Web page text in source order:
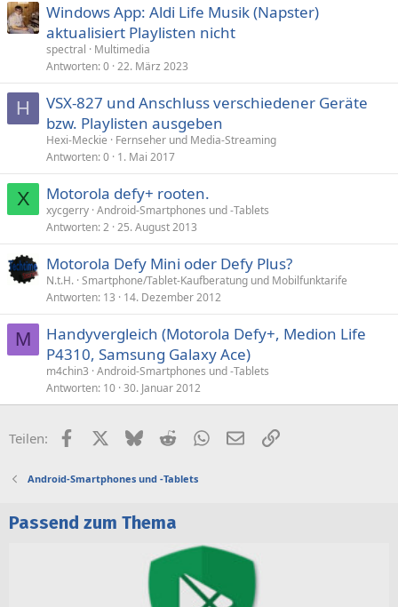
Windows App: Aldi Life Musik (Napster)
aktualisiert Playlisten nicht
spectral
Multimedia
Antworten 0 22. März 2023
H
VSX-827 und Anschluss verschiedener Geräte
bzw. Playlisten ausgeben
Hexi-Meckie
Fernseher und Media-Streaming
Antworten 0 1. Mai 2017
X Motorola defy+ rooten.
xycgerry Android-Smartphones und -Tablets
Antworten 2 25. August 2013
Motorola Defy Mini oder Defy Plus?
N.t.H. Smartphone/Tablet-Kaufberatung und Mobilfunktarife
Antworten 13 14. Dezember 2012
M
Handyvergleich (Motorola Defy+, Medion Life
P4310, Samsung Galaxy Ace)
m4chin3 Android-Smartphones und -Tablets
Antworten 10 30. Januar 2012
Teilen: FacebookX (Twitter)
BlueskyRedditWhatsApp
E-MailLink
Android-Smartphones und -Tablets
Passend zum Thema